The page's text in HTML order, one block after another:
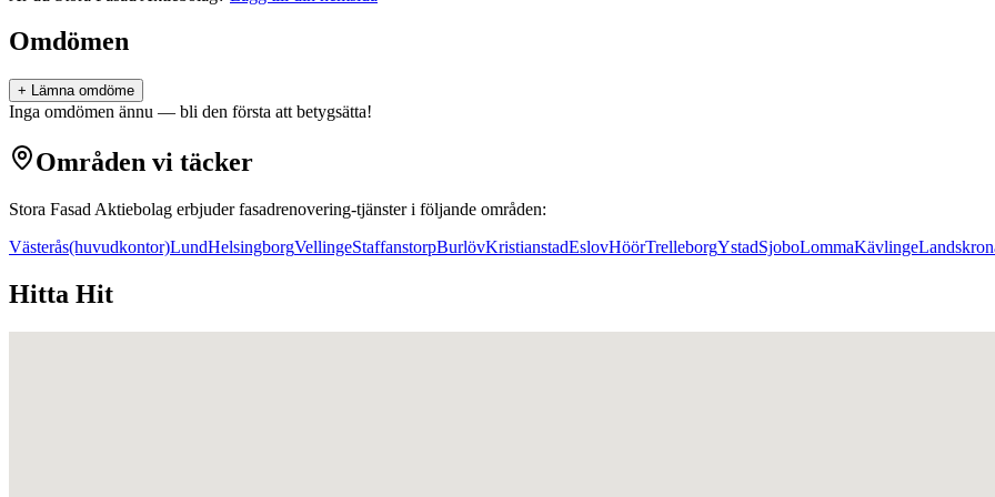
Omdömen
+ Lämna omdöme
Inga omdömen ännu — bli den första att betygsätta!
Områden vi täcker
Stora Fasad Aktiebolag erbjuderfasadrenovering-tjänster i följande områden:
Västerås(huvudkontor)LundHelsingborgVellingeStaffanstorpBurlövKristianstadEslovHöörTrelleborgYstadSjoboLommaKävlinge
Hitta Hit